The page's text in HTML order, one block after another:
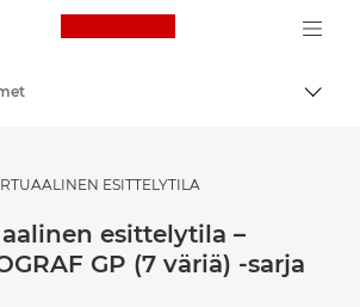
Canon Logo, back
ESITTELYTILA
esittelytila –
GP (7 väriä) -sarja